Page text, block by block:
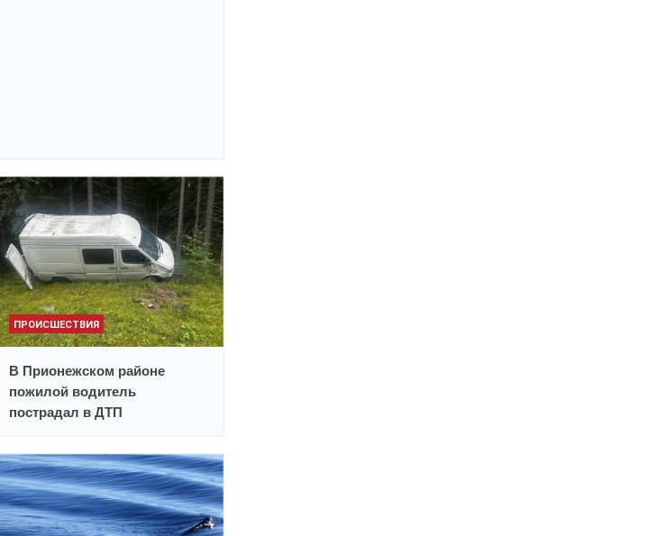
ПРОИСШЕСТВИЯ
В Прионежском районе
пожилой водитель
пострадал в ДТП